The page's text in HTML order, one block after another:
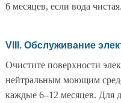
6 месяцев, если вода чистая.
VIII. Обслуживание
Очистите поверхности
нейтральным моющим
каждые 6–12 месяцев. Для